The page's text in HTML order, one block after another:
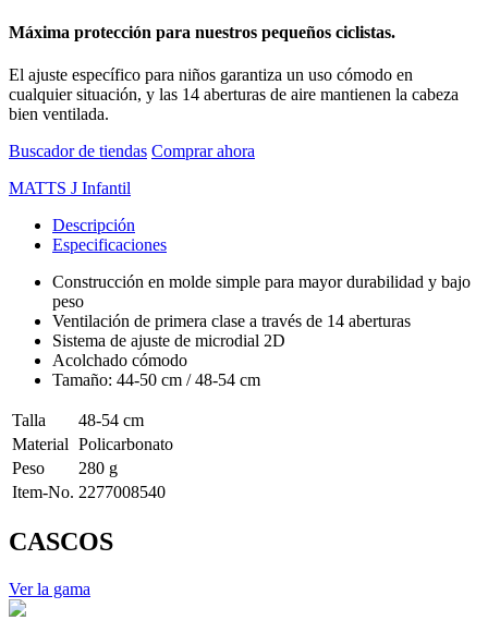
Máxima protección para nuestros pequeños ciclistas.
El ajuste específico para niños garantiza un uso cómodo en
cualquier situación, y las 14 aberturas de aire mantienen la cabeza
bien ventilada.
Buscador de tiendas Comprar ahora
MATTS J Infantil
Descripción
Especificaciones
Construcción en molde simple para mayor durabilidad y bajo
peso
Ventilación de primera clase a través de 14 aberturas
Sistema de ajuste de microdial 2D
Acolchado cómodo
Tamaño: 44-50 cm / 48-54 cm
Talla
48-54 cm
Material Policarbonato
Peso
280 g
Item-No. 2277008540
CASCOS
Ver la gama